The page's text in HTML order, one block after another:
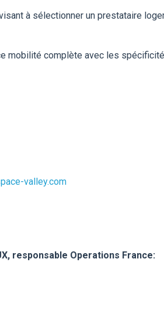
à sélectionner un prestataire
mobilité complète avec les
valley.com
responsable Operations France: